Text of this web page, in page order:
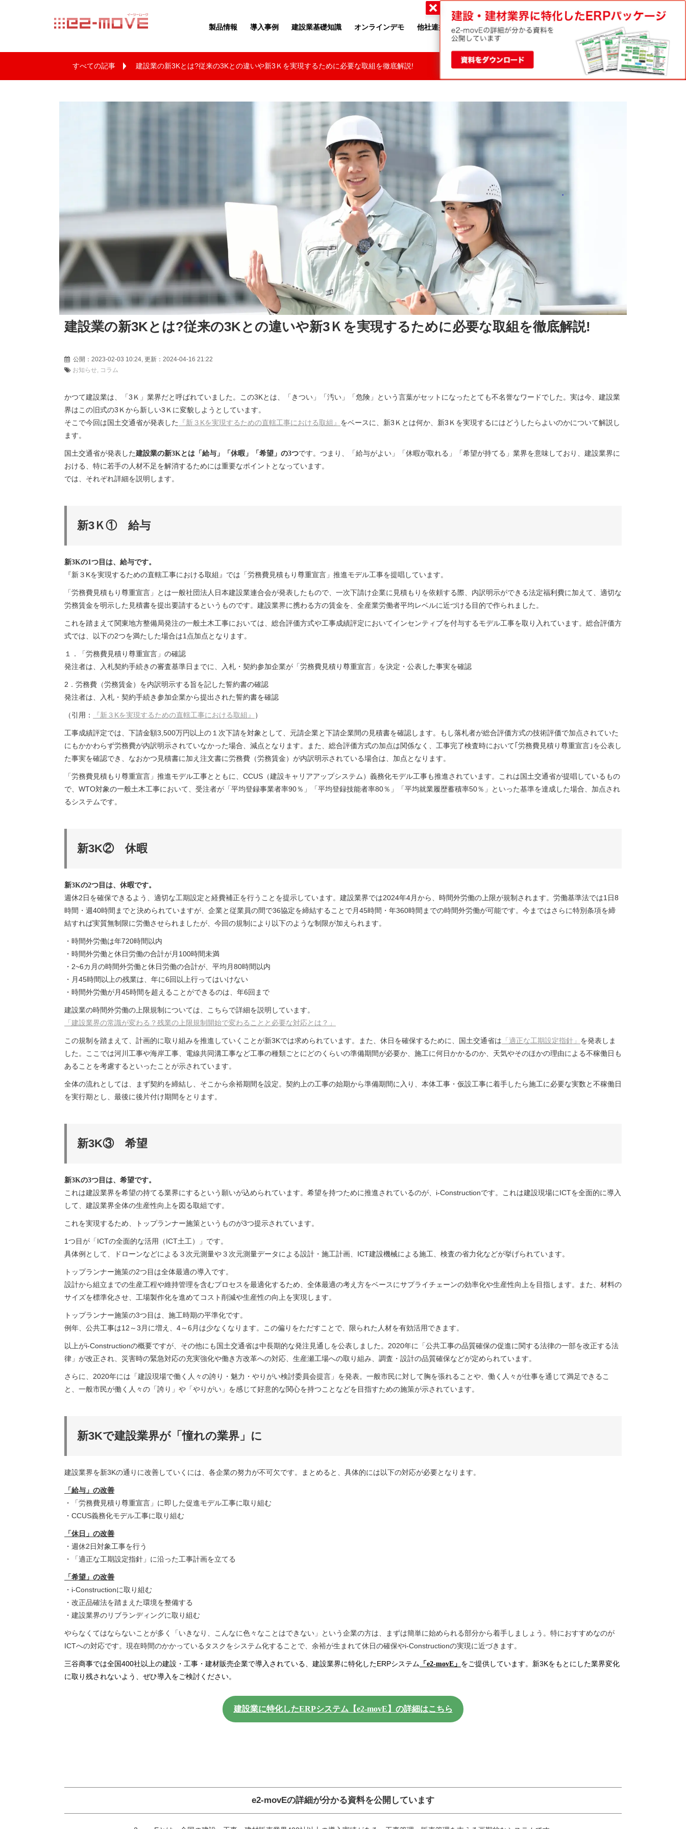
製品情報 導入事例 建設業基礎知識 オンラインデモ 他社連携
電話でのお問い合わせ
0120-188-022
平日9:00-18:00
資料請求
お問い合わせ
すべての記事 建設業の新3Kとは?従来の3Kとの違いや新3Ｋを実現するために必要な取組を徹底解説!
建設業の新3Kとは?従来の3Kとの違いや新3Ｋを実現するために必要な取組を徹底解説!
公開：2023-02-03 10:24, 更新：2024-04-16 21:22
お知らせ
コラム
かつて建設業は、「3Ｋ」業界だと呼ばれていました。この3Kとは、「きつい」「汚い」「危険」という言葉がセットになったとても不名誉なワードでした。実は今、建設業
界はこの旧式の3Ｋから新しい3Ｋに変貌しようとしています。
そこで今回は国土交通省が発表した
『新３Kを実現するための直轄工事における取組』 をベースに、新3Ｋとは何か、新3Ｋを実現するにはどうしたらよいのかについて解説し
ます。
国土交通省が発表した建設業の新3Kとは「給与」「休暇」「希望」の3つです。つまり、「給与がよい」「休暇が取れる」「希望が持てる」業界を意味しており、建設業界に
おける、特に若手の人材不足を解消するためには重要なポイントとなっています。
では、それぞれ詳細を説明します。
新3Ｋ① 給与
新3Kの1つ目は、給与です。
『新３Kを実現するための直轄工事における取組』では「労務費見積もり尊重宣言」推進モデル工事を提唱しています。
「労務費見積もり尊重宣言」とは一般社団法人日本建設業連合会が発表したもので、一次下請け企業に見積もりを依頼する際、内訳明示ができる法定福利費に加えて、適切な
労務賃金を明示した見積書を提出要請するというものです。建設業界に携わる方の賃金を、全産業労働者平均レベルに近づける目的で作られました。
これを踏まえて関東地方整備局発注の一般土木工事においては、総合評価方式や工事成績評定においてインセンティブを付与するモデル工事を取り入れています。総合評価方
式では、以下の2つを満たした場合は1点加点となります。
１．「労務費見積り尊重宣言」の確認
発注者は、入札契約手続きの審査基準日までに、入札・契約参加企業が「労務費見積り尊重宣言」を決定・公表した事実を確認
2．労務費（労務賃金）を内訳明示する旨を記した誓約書の確認
発注者は、入札・契約手続き参加企業から提出された誓約書を確認
（引用： 『新３Kを実現するための直轄工事における取組』 ）
工事成績評定では、下請金額3,500万円以上の１次下請を対象として、元請企業と下請企業間の見積書を確認します。もし落札者が総合評価方式の技術評価で加点されていた
にもかかわらず労務費が内訳明示されていなかった場合、減点となります。また、総合評価方式の加点は関係なく、工事完了検査時において｢労務費見積り尊重宣言｣を公表し
た事実を確認でき、なおかつ見積書に加え注文書に労務費（労務賃金）が内訳明示されている場合は、加点となります。
「労務費見積もり尊重宣言」推進モデル工事とともに、CCUS（建設キャリアアップシステム）義務化モデル工事も推進されています。これは国土交通省が提唱しているもの
で、WTO対象の一般土木工事において、受注者が「平均登録事業者率90％」「平均登録技能者率80％」「平均就業履歴蓄積率50％」といった基準を達成した場合、加点され
るシステムです。
新3K② 休暇
新3Kの2つ目は、休暇です。
週休2日を確保できるよう、適切な工期設定と経費補正を行うことを提示しています。建設業界では2024年4月から、時間外労働の上限が規制されます。労働基準法では1日8
時間・週40時間までと決められていますが、企業と従業員の間で36協定を締結することで月45時間・年360時間までの時間外労働が可能です。今まではさらに特別条項を締
結すれば実質無制限に労働させられましたが、今回の規制により以下のような制限が加えられます。
・時間外労働は年720時間以内
・時間外労働と休日労働の合計が月100時間未満
・2~6カ月の時間外労働と休⽇労働の合計が、平均月80時間以内
・月45時間以上の残業は、年に6回以上行ってはいけない
・時間外労働が⽉45時間を超えることができるのは、年6回まで
建設業の時間外労働の上限規制については、こちらで詳細を説明しています。
「建設業界の常識が変わる？残業の上限規制開始で変わることと必要な対応とは？」
この規制を踏まえて、計画的に取り組みを推進していくことが新3Kでは求められています。また、休日を確保するために、国土交通省は 「適正な工期設定指針」 を発表しま
した。ここでは河川工事や海岸工事、電線共同溝工事など工事の種類ごとにどのくらいの準備期間が必要か、施工に何日かかるのか、天気やそのほかの理由による不稼働日も
あることを考慮するといったことが示されています。
全体の流れとしては、まず契約を締結し、そこから余裕期間を設定。契約上の工事の始期から準備期間に入り、本体工事・仮設工事に着手したら施工に必要な実数と不稼働日
を実行期とし、最後に後片付け期間をとります。
新3K③ 希望
新3Kの3つ目は、希望です。
これは建設業界を希望の持てる業界にするという願いが込められています。希望を持つために推進されているのが、i-Constructionです。これは建設現場にICTを全面的に導入
して、建設業界全体の生産性向上を図る取組です。
これを実現するため、トップランナー施策というものが3つ提示されています。
1つ目が「ICTの全面的な活用（ICT土工）」です。
具体例として、ドローンなどによる３次元測量や３次元測量データによる設計・施工計画、ICT建設機械による施工、検査の省力化などが挙げられています。
トップランナー施策の2つ目は全体最適の導入です。
設計から組立までの生産工程や維持管理を含むプロセスを最適化するため、全体最適の考え方をベースにサプライチェーンの効率化や生産性向上を目指します。また、材料の
サイズを標準化させ、工場製作化を進めてコスト削減や生産性の向上を実現します。
トップランナー施策の3つ目は、施工時期の平準化です。
例年、公共工事は12～3月に増え、4～6月は少なくなります。この偏りをただすことで、限られた人材を有効活用できます。
以上がi-Constructionの概要ですが、その他にも国土交通省は中長期的な発注見通しを公表しました。2020年に「公共工事の品質確保の促進に関する法律の一部を改正する法
律」が改正され、災害時の緊急対応の充実強化や働き方改革への対応、生産瀬工場への取り組み、調査・設計の品質確保などが定められています。
さらに、2020年には「建設現場で働く人々の誇り・魅力・やりがい検討委員会提言」を発表。一般市民に対して胸を張れることや、働く人々が仕事を通じて満足できるこ
と、一般市民が働く人々の「誇り」や「やりがい」を感じて好意的な関心を持つことなどを目指すための施策が示されています。
新3Kで建設業界が「憧れの業界」に
建設業界を新3Kの通りに改善していくには、各企業の努力が不可欠です。まとめると、具体的には以下の対応が必要となります。
「給与」の改善
・「労務費見積り尊重宣言」に即した促進モデル工事に取り組む
・CCUS義務化モデル工事に取り組む
「休日」の改善
・週休2日対象工事を行う
・「適正な工期設定指針」に沿った工事計画を立てる
「希望」の改善
・i-Constructionに取り組む
・改正品確法を踏まえた環境を整備する
・建設業界のリブランディングに取り組む
やらなくてはならないことが多く「いきなり、こんなに色々なことはできない」という企業の方は、まずは簡単に始められる部分から着手しましょう。特におすすめなのが
ICTへの対応です。現在時間のかかっているタスクをシステム化することで、余裕が生まれて休日の確保やi-Constructionの実現に近づきます。
三谷商事では全国400社以上の建設・工事・建材販売企業で導入されている、建設業界に特化したERPシステム 「e2-movE」 をご提供しています。新3Kをもとにした業界変化
に取り残されないよう、ぜひ導入をご検討ください。
建設業に特化したERPシステム【e2-movE】の詳細はこちら
e2-movEの詳細が分かる資料を公開しています